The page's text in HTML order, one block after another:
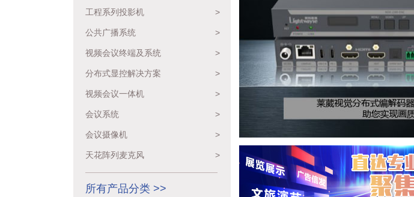
工程系列投影机 >
公共广播系统 >
视频会议终端及系统 >
分布式显控解决方案 >
视频会议一体机 >
会议系统 >
会议摄像机 >
天花阵列麦克风 >
所有产品分类 >>